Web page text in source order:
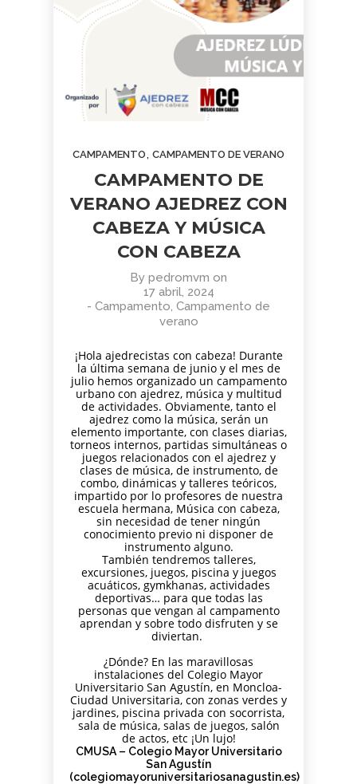
CAMPAMENTO, CAMPAMENTO DE VERANO
CAMPAMENTO DE
VERANO AJEDREZ CON
CABEZA Y MÚSICA
CON CABEZA
By pedromvm on
17 abril, 2024
- Campamento, Campamento de
verano
¡Hola ajedrecistas con cabeza! Durante
la última semana de junio y el mes de
julio hemos organizado un campamento
urbano con ajedrez, música y multitud
de actividades. Obviamente, tanto el
ajedrez como la música, serán un
elemento importante, con clases diarias,
torneos internos, partidas simultáneas o
juegos relacionados con el ajedrez y
clases de música, de instrumento, de
combo, dinámicas y talleres teóricos,
impartido por lo profesores de nuestra
escuela hermana, Música con cabeza,
sin necesidad de tener ningún
conocimiento previo ni disponer de
instrumento alguno.
También tendremos talleres,
excursiones, juegos, piscina y juegos
acuáticos, gymkhanas, actividades
deportivas… para que todas las
personas que vengan al campamento
aprendan y sobre todo disfruten y se
diviertan.
¿Dónde? En las maravillosas
instalaciones del Colegio Mayor
Universitario San Agustín, en Moncloa-
Ciudad Universitaria, con zonas verdes y
jardines, piscina privada con socorrista,
sala de música, salas de juegos, salón
de actos, etc ¡Un lujo!
CMUSA – Colegio Mayor Universitario
San Agustín
(colegiomayoruniversitariosanagustin.es)